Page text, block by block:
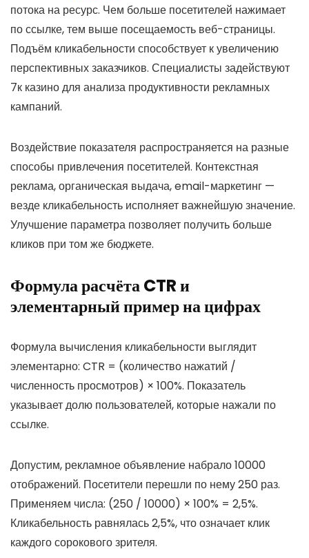
потока на ресурс. Чем больше посетителей нажимает
по ссылке, тем выше посещаемость веб-страницы.
Подъём кликабельности способствует к увеличению
перспективных заказчиков. Специалисты задействуют
7к казино для анализа продуктивности рекламных
кампаний.
Воздействие показателя распространяется на разные
способы привлечения посетителей. Контекстная
реклама, органическая выдача, email-маркетинг —
везде кликабельность исполняет важнейшую значение.
Улучшение параметра позволяет получить больше
кликов при том же бюджете.
Формула расчёта CTR и
элементарный пример на цифрах
Формула вычисления кликабельности выглядит
элементарно: CTR = (количество нажатий /
численность просмотров) × 100%. Показатель
указывает долю пользователей, которые нажали по
ссылке.
Допустим, рекламное объявление набрало 10000
отображений. Посетители перешли по нему 250 раз.
Применяем числа: (250 / 10000) × 100% = 2,5%.
Кликабельность равнялась 2,5%, что означает клик
каждого сорокового зрителя.